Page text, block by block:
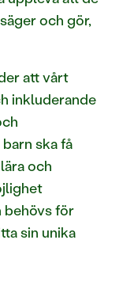
och gör,
att vårt
inkluderande
ska få
och
behövs för
sin unika